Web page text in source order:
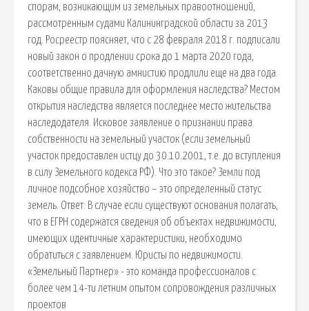
спорам, возникающим из земельных правоотношений,
рассмотренным судами Калининградской области за 2013
год. Росреестр поясняет, что с 28 февраля 2018 г. подписали
новый закон о продлении срока до 1 марта 2020 года,
соответственно дачную амнистию продлили еще на два года.
Каковы общие правила для оформления наследства? Местом
открытия наследства является последнее место жительства
наследодателя. Исковое заявление о признании права
собственности на земельный участок (если земельный
участок предоставлен истцу до 30.10.2001, т.е. до вступления
в силу Земельного кодекса РФ). Что это такое? Земли под
личное подсобное хозяйство – это определенный статус
земель. Ответ: В случае если существуют основания полагать,
что в ЕГРН содержатся сведения об объектах недвижимости,
имеющих идентичные характеристики, необходимо
обратиться с заявлением. Юристы по недвижимости.
«Земельный Партнер» - это команда профессионалов с
более чем 14-ти летним опытом сопровождения различных
проектов